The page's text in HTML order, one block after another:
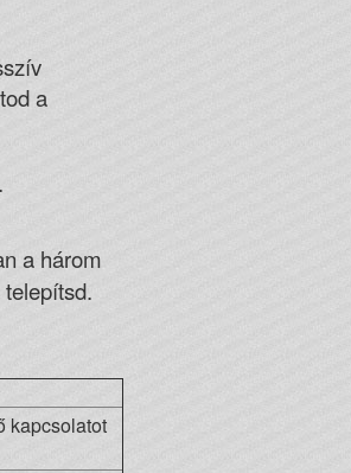
a
a három
telepítsd.
kapcsolatot